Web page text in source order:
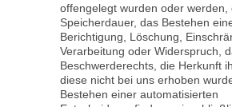
offengelegt wurden oder werden,
Speicherdauer, das Bestehen
Berichtigung, Löschung,
Verarbeitung oder Widerspruch,
Beschwerderechts, die Herkunft
diese nicht bei uns erhoben
Bestehen einer automatisierten